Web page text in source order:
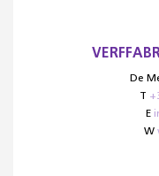
De
T
E
W